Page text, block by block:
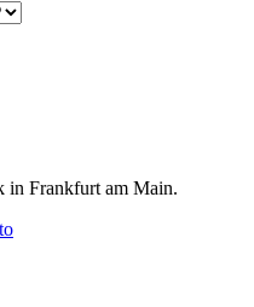
in Frankfurt am Main.